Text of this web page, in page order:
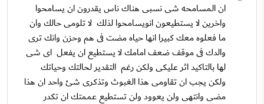
ان المسامحه شى نسبى هناك ناس يقدرون ان يسامحوا
واخرين لا يستطيعون انويسامحوا لذلك لا تلومى حالك وان
ما فعلوه معك كبيرا انها حياه مضت فى هم وحزن وانك ترى
والدك فى موقف ضعف امامك لا يستطيع ان يفعل اى شى
لها بالتاكيد اثر عليكى ولكن رغم التقدير لحالتك وحياتك
ولكن يجب ان تقاومى هذا الغبوث وتذكرى شئ واحد ان هذا
مضى وانتهى ولن يعوود ولن تستطيع عممتك ان تكدر